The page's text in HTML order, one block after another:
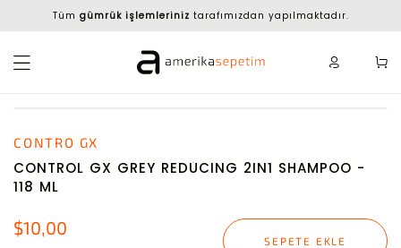
Tüm gümrük işlemleriniz tarafımızdan yapılmaktadır.
CONTRO GX
CONTROL GX GREY REDUCING 2IN1 SHAMPOO -
118 ML
$10,00
SEPETE EKLE